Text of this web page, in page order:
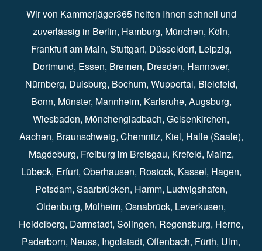
Wir von Kammerjäger365 helfen Ihnen schnell und
zuverlässig in Berlin⁠, Hamburg⁠, München, Köln⁠,
Frankfurt am Main⁠, Stuttgart⁠, Düsseldorf⁠, Leipzig⁠,
Dortmund⁠, Essen⁠, Bremen⁠, Dresden⁠, Hannover⁠,
Nürnberg⁠, Duisburg⁠⁠, Bochum⁠, Wuppertal⁠⁠, Bielefeld⁠⁠,
Bonn⁠⁠, Münster⁠⁠, Mannheim⁠, Karlsruhe⁠, Augsburg⁠,
Wiesbaden⁠⁠, Mönchengladbach⁠, Gelsenkirchen⁠⁠,
Aachen⁠⁠, Braunschweig⁠, Chemnitz⁠⁠, Kiel⁠, Halle (Saale)⁠⁠,
Magdeburg⁠, Freiburg im Breisgau⁠⁠, Krefeld⁠⁠, Mainz⁠⁠,
Lübeck⁠, Erfurt⁠, Oberhausen⁠⁠, Rostock⁠⁠, Kassel⁠⁠, Hagen⁠,
Potsdam⁠, Saarbrücken⁠⁠, Hamm⁠, Ludwigshafen⁠,
Oldenburg⁠, Mülheim⁠, Osnabrück⁠⁠, Leverkusen⁠,
Heidelberg⁠, Darmstadt⁠⁠, Solingen⁠, Regensburg⁠, Herne⁠⁠,
Paderborn⁠, Neuss⁠, Ingolstadt⁠, Offenbach, Fürth⁠⁠, Ulm⁠⁠,